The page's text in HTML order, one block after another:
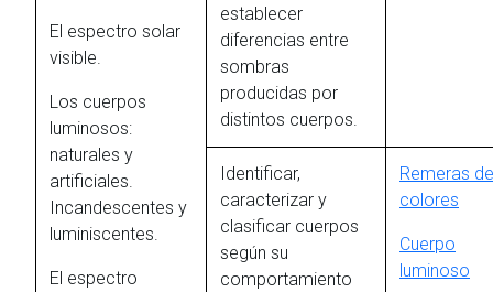
El espectro solar
visible.
Los cuerpos
luminosos:
naturales y
artificiales.
Incandescentes y
luminiscentes.
El espectro
establecer
diferencias entre
sombras
producidas por
distintos cuerpos.
Identificar,
caracterizar y
clasificar cuerpos
según su
comportamiento
Remeras de
colores
Cuerpo
luminoso